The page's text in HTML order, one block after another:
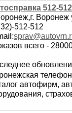
512-
512-512
всего -
автофирм,